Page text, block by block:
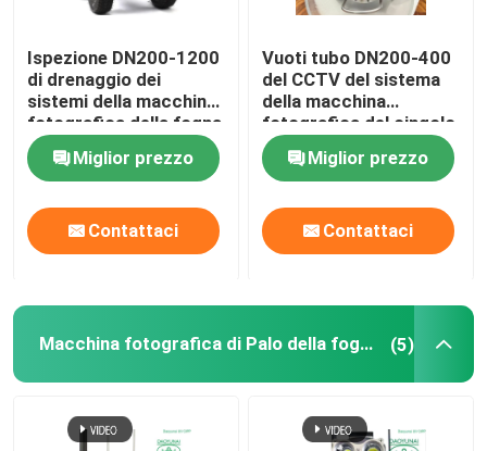
Ispezione DN200-1200
di drenaggio dei
sistemi della macchina
fotografica della fogna
del cingolo della
conduttura del CCTV
D18
Miglior prezzo
Contattaci
Vuoti tubo DN200-400
del CCTV del sistema
della macchina
fotografica del cingolo
di ispezione della fogna
il mini piccolo
Miglior prezzo
Contattaci
Macchina fotografica di Palo della fogna (5)